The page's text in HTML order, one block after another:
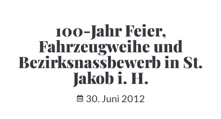
100-Jahr Feier,
Fahrzeugweihe und
Bezirksnassbewerb in St.
Jakob i. H.
30. Juni 2012